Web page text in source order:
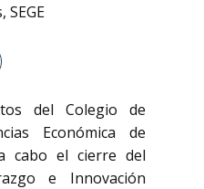
, SEGE
del Colegio de
Económica de
cabo el cierre del
e Innovación